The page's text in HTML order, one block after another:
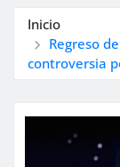
Inicio
Regreso
controversia